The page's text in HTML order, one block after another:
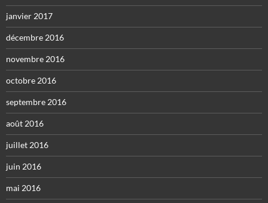
janvier 2017
décembre 2016
novembre 2016
octobre 2016
septembre 2016
août 2016
juillet 2016
juin 2016
mai 2016